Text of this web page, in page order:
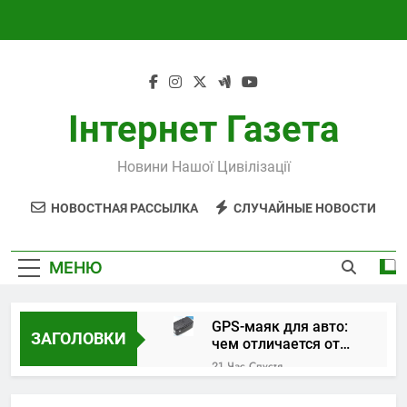
Інтернет Газета
Новини Нашої Цивілізації
НОВОСТНАЯ РАССЫЛКА СЛУЧАЙНЫЕ НОВОСТИ
МЕНЮ
ЗАГОЛОВКИ
GPS-маяк для авто:
чем отличается от
трекера и как
выбрать устройство
21 Час Спустя